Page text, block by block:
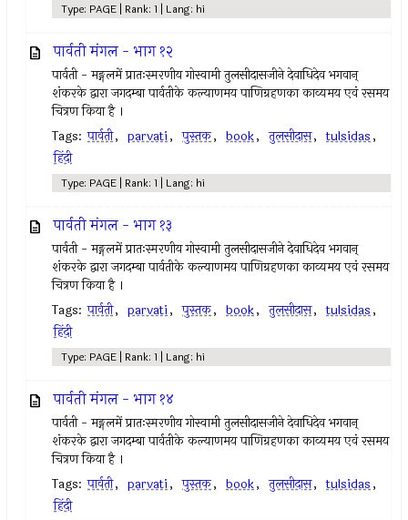
Type: PAGE | Rank: 1 | Lang: hi
पार्वती मंगल - भाग १२
पार्वती - मङ्गलमें प्रातःस्मरणीय गोस्वामी तुलसीदासजीने देवाधिदेव भगवान्
शंकरके द्वारा जगदम्बा पार्वतीके कल्याणमय पाणिग्रहणका काव्यमय एवं रसमय
चित्रण किया है ।
Tags: पार्वती, parvati, पुस्तक, book, तुलसीदास, tulsidas,
हिंदी
Type: PAGE | Rank: 1 | Lang: hi
पार्वती मंगल - भाग १३
पार्वती - मङ्गलमें प्रातःस्मरणीय गोस्वामी तुलसीदासजीने देवाधिदेव भगवान्
शंकरके द्वारा जगदम्बा पार्वतीके कल्याणमय पाणिग्रहणका काव्यमय एवं रसमय
चित्रण किया है ।
Tags: पार्वती, parvati, पुस्तक, book, तुलसीदास, tulsidas,
हिंदी
Type: PAGE | Rank: 1 | Lang: hi
पार्वती मंगल - भाग १४
पार्वती - मङ्गलमें प्रातःस्मरणीय गोस्वामी तुलसीदासजीने देवाधिदेव भगवान्
शंकरके द्वारा जगदम्बा पार्वतीके कल्याणमय पाणिग्रहणका काव्यमय एवं रसमय
चित्रण किया है ।
Tags: पार्वती, parvati, पुस्तक, book, तुलसीदास, tulsidas,
हिंदी